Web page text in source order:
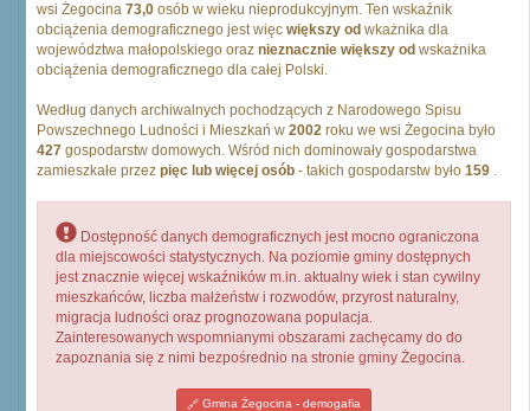
wsi Żegocina 73,0 osób w wieku nieprodukcyjnym. Ten wskaźnik
obciążenia demograficznego jest więc większy od wkażnika dla
województwa małopolskiego oraz nieznacznie większy od wskażnika
obciążenia demograficznego dla całej Polski.
Według danych archiwalnych pochodzących z Narodowego Spisu
Powszechnego Ludności i Mieszkań w 2002 roku we wsi Żegocina było
427 gospodarstw domowych. Wśród nich dominowały gospodarstwa
zamieszkałe przez pięc lub więcej osób - takich gospodarstw było 159 .
Dostępność danych demograficznych jest mocno ograniczona
dla miejscowości statystycznych. Na poziomie gminy dostępnych
jest znacznie więcej wskaźników m.in. aktualny wiek i stan cywilny
mieszkańców, liczba małżeństw i rozwodów, przyrost naturalny,
migracja ludności oraz prognozowana populacja.
Zainteresowanych wspomnianymi obszarami zachęcamy do do
zapoznania się z nimi bezpośrednio na stronie gminy Żegocina.
Gmina Żegocina - demogafia